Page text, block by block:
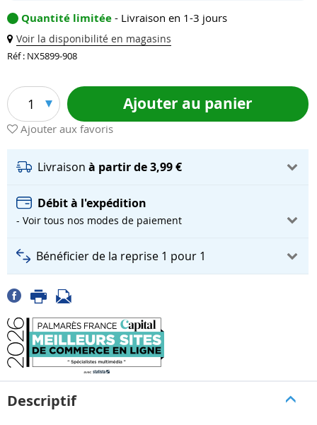
Quantité limitée - Livraison en 1-3 jours
Voir la disponibilité en magasins
Réf : NX5899-908
1 Ajouter au panier
Ajouter aux favoris
Livraison à partir de 3,99 €
Débit à l'expédition
- Voir tous nos modes de paiement
Bénéficier de la reprise 1 pour 1
Descriptif